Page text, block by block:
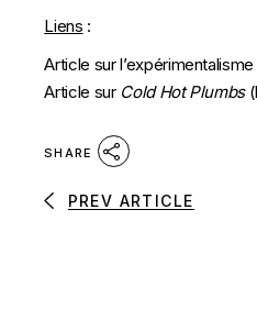
Liens :
Article sur l’expérimentalisme
Article sur Cold Hot Plumbs
SHARE
PREV ARTICLE